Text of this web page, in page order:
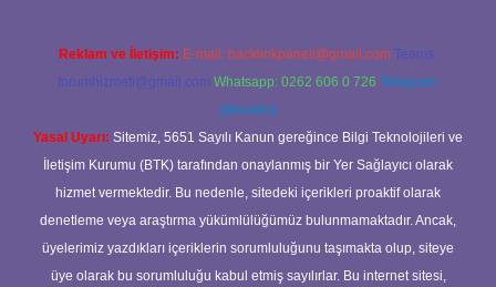
Reklam ve İletişim: E-mail: backlinkpaneli@gmail.com Teams:
forumhizmeti@gmail.com Whatsapp: 0262 606 0 726 Telegram:
@karabul
Yasal Uyarı: Sitemiz, 5651 Sayılı Kanun gereğince Bilgi Teknolojileri ve
İletişim Kurumu (BTK) tarafından onaylanmış bir Yer Sağlayıcı olarak
hizmet vermektedir. Bu nedenle, sitedeki içerikleri proaktif olarak
denetleme veya araştırma yükümlülüğümüz bulunmamaktadır. Ancak,
üyelerimiz yazdıkları içeriklerin sorumluluğunu taşımakta olup, siteye
üye olarak bu sorumluluğu kabul etmiş sayılırlar. Bu internet sitesi,